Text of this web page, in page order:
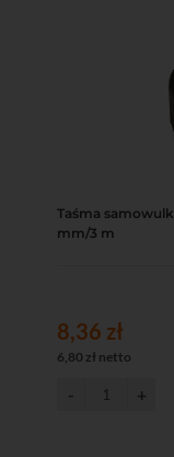
Taśma
mm/3 m
8,36 zł
6,80 zł netto